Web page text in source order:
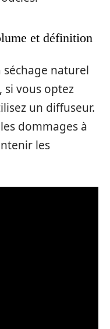
et définition
séchage naturel
si vous optez
un diffuseur.
dommages à
les